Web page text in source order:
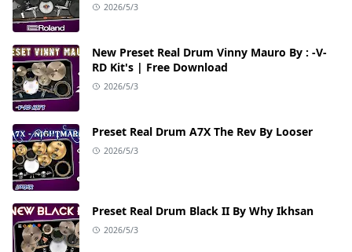
2026/5/3
New Preset Real Drum Vinny Mauro By : -V-
RD Kit's | Free Download
2026/5/3
Preset Real Drum A7X The Rev By Looser
2026/5/3
Preset Real Drum Black II By Why Ikhsan
2026/5/3